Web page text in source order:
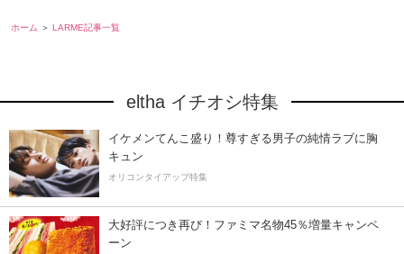
ホーム LARME記事一覧
eltha イチオシ特集
イケメンてんこ盛り！尊すぎる男子の純情ラブに胸
キュン
オリコンタイアップ特集
大好評につき再び！ファミマ名物45％増量キャンペ
ーン